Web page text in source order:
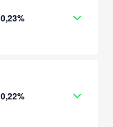
0,23%
0,22%